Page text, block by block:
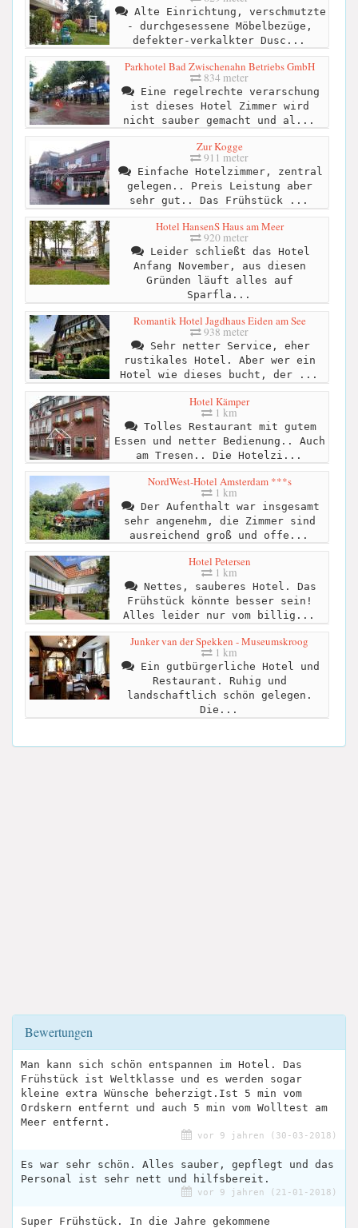
Alte Einrichtung, verschmutzte
- durchgesessene Möbelbezüge,
defekter-verkalkter Dusc...
Parkhotel Bad Zwischenahn Betriebs GmbH
834 meter
Eine regelrechte verarschung
ist dieses Hotel Zimmer wird
nicht sauber gemacht und al...
Zur Kogge
911 meter
Einfache Hotelzimmer, zentral
gelegen.. Preis Leistung aber
sehr gut.. Das Frühstück ...
Hotel HansenS Haus am Meer
920 meter
Leider schließt das Hotel
Anfang November, aus diesen
Gründen läuft alles auf
Sparfla...
Romantik Hotel Jagdhaus Eiden am See
938 meter
Sehr netter Service, eher
rustikales Hotel. Aber wer ein
Hotel wie dieses bucht, der ...
Hotel Kämper
1 km
Tolles Restaurant mit gutem
Essen und netter Bedienung.. Auch
am Tresen.. Die Hotelzi...
NordWest-Hotel Amsterdam ***s
1 km
Der Aufenthalt war insgesamt
sehr angenehm, die Zimmer sind
ausreichend groß und offe...
Hotel Petersen
1 km
Nettes, sauberes Hotel. Das
Frühstück könnte besser sein!
Alles leider nur vom billig...
Junker van der Spekken - Museumskroog
1 km
Ein gutbürgerliche Hotel und
Restaurant. Ruhig und
landschaftlich schön gelegen.
Die...
Bewertungen
Man kann sich schön entspannen im Hotel. Das
Frühstück ist Weltklasse und es werden sogar
kleine extra Wünsche beherzigt.Ist 5 min vom
Ordskern entfernt und auch 5 min vom Wolltest am
Meer entfernt.
vor 9 jahren (30-03-2018)
Es war sehr schön. Alles sauber, gepflegt und das
Personal ist sehr nett und hilfsbereit.
vor 9 jahren (21-01-2018)
Super Frühstück. In die Jahre gekommene